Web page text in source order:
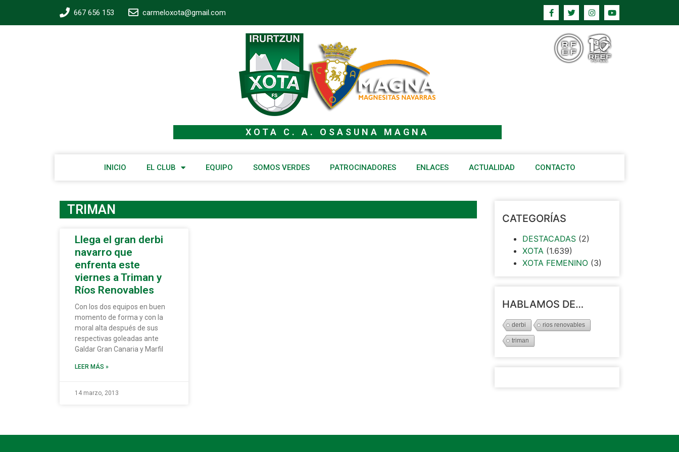
667 656 153 carmeloxota@gmail.com
XOTA C. A. OSASUNA MAGNA
INICIO EL CLUB EQUIPO SOMOS VERDES PATROCINADORES ENLACES ACTUALIDAD CONTACTO
TRIMAN
Llega el gran derbi
navarro que
enfrenta este
viernes a Triman y
Ríos Renovables
Con los dos equipos en buen
momento de forma y con la
moral alta después de sus
respectivas goleadas ante
Galdar Gran Canaria y Marfil
LEER MÁS »
14 marzo, 2013
CATEGORÍAS
DESTACADAS (2)
XOTA (1.639)
XOTA FEMENINO (3)
HABLAMOS DE…
derbi rios renovables
triman